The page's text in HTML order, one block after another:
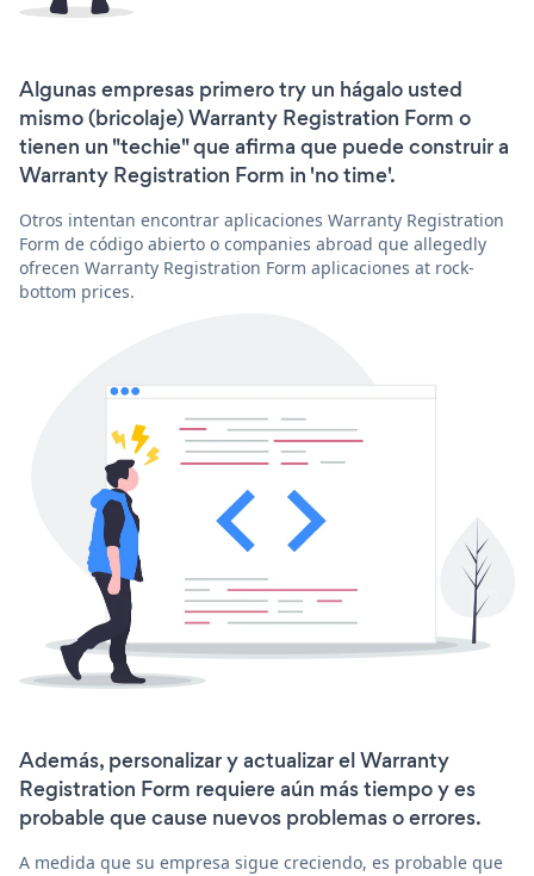
Algunas empresas primero try un hágalo usted
mismo (bricolaje) Warranty Registration Form o
tienen un "techie" que afirma que puede construir a
Warranty Registration Form in 'no time'.
Otros intentan encontrar aplicaciones Warranty Registration
Form de código abierto o companies abroad que allegedly
ofrecen Warranty Registration Form aplicaciones at rock-
bottom prices.
Además, personalizar y actualizar el Warranty
Registration Form requiere aún más tiempo y es
probable que cause nuevos problemas o errores.
A medida que su empresa sigue creciendo, es probable que